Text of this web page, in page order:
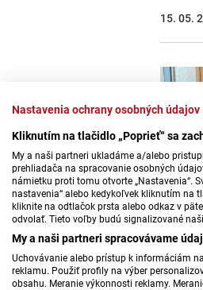
Nastavenia ochrany osobných údajov
Kliknutím na tlačidlo „Poprieť“ sa
My a naši partneri ukladáme a/alebo
prehliadača na spracovanie osobných
námietku proti tomu otvorte „Nastavenia“.
nastavenia“ alebo kedykoľvek kliknutím na
kliknite na odtlačok prsta alebo odkaz v
odvolať. Tieto voľby budú signalizované
My a naši partneri spracovávame
Uchovávanie alebo prístup k informáciám
reklamu. Použiť profily na výber
obsahu. Meranie výkonnosti reklamy.
15. 05.